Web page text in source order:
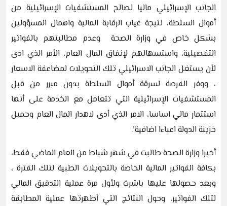
الجانب الإسرائيلي ماليا لصالح المستشفيات الإسرائيلية من
أموال السلطة، نتيجة غياب الرقابة المالية واهمال المسؤولين
بشكل خاص في وزارة الصحة وعدم مطالبتهم بالفواتير
التفصيلية، واستسهالهم لإنفاق المال العام، الأمر الذي ادى
لأن يستغل الجانب الاسرائيلي تلك التحويلات لمضاعفة الاسعار
، ووفر الفرصة لسرقة أموال السلطة بدون مبرر من قبل
المستشفيات الإسرائيلية التي تتعامل مع الخدمة على أنها
استثمار مالي اساسا، الامر الذي أدى لاهدار المال العام وحميل
خزينة الدولة اعباءا اضافية”.
أخيرا وزارة الصحة طالبت في شهر شباط من العام الماضي فقط،
بكافة الفواتير المالية الخاصة بالتحويلات الطبية لتلك الفترة ،
وبعد حصولها عليها باشرت ولأول مرة عملية التدقيق المالي
لتلك الفواتير، وحول النتائج التي أظهرتها عملية المطابقة